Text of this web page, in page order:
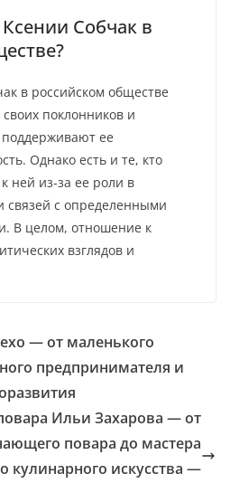
Ксении Собчак в
в российском обществе
поклонников и
ее
Однако есть и те, кто
ней из-за ее роли в
связей с определенными
В целом, отношение к
взглядов и
— от маленького
предпринимателя и
Ильи Захарова — от
повара до мастера
кулинарного искусства —